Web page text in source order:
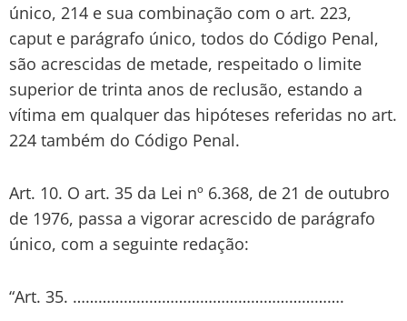
único, 214 e sua combinação com o art. 223,
caput e parágrafo único, todos do Código Penal,
são acrescidas de metade, respeitado o limite
superior de trinta anos de reclusão, estando a
vítima em qualquer das hipóteses referidas no art.
224 também do Código Penal.
Art. 10. O art. 35 da Lei nº 6.368, de 21 de outubro
de 1976, passa a vigorar acrescido de parágrafo
único, com a seguinte redação:
“Art. 35. ……………………………………………………….